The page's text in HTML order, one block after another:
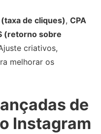
(taxa de cliques), CPA
(retorno sobre
criativos,
melhorar os
de
Instagram